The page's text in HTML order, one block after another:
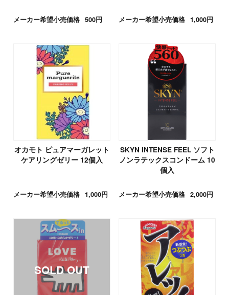
メーカー希望小売価格 500円 メーカー希望小売価格 1,000円
オカモト ピュアマーガレット
ケアリングゼリー 12個入
メーカー希望小売価格 1,000円
SKYN INTENSE FEEL ソフト
ノンラテックスコンドーム 10
個入
メーカー希望小売価格 2,000円